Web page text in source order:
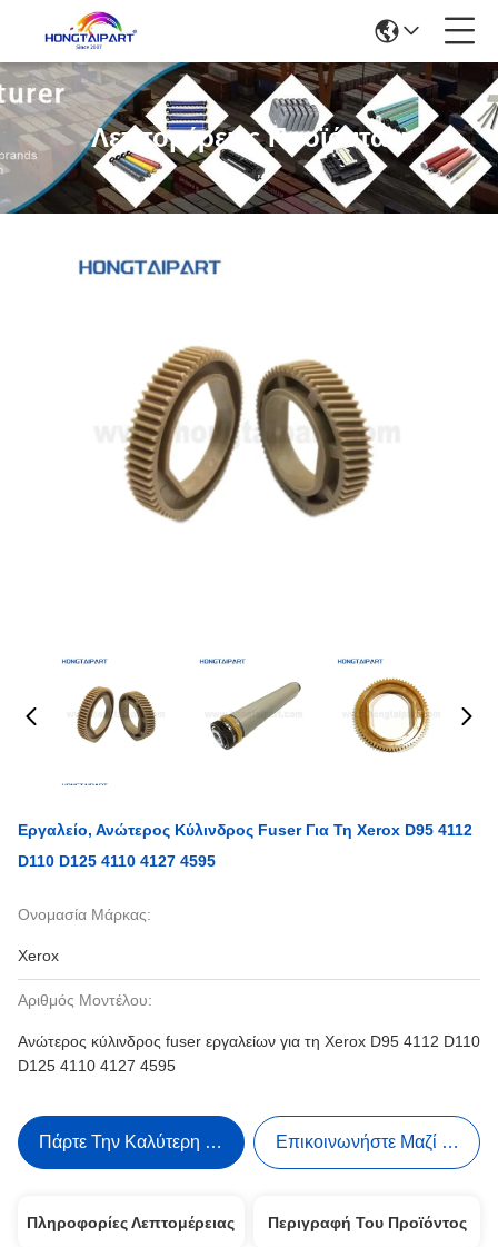
Λεπτομέρειες Προϊόντων
Εργαλείο, Ανώτερος Κύλινδρος Fuser Για Τη Xerox D95 4112
D110 D125 4110 4127 4595
Ονομασία Μάρκας:
Xerox
Αριθμός Μοντέλου:
Ανώτερος κύλινδρος fuser εργαλείων για τη Xerox D95 4112 D110
D125 4110 4127 4595
Πάρτε Την Καλύτερη Τιμή Επικοινωνήστε Μαζί Μας
Πληροφορίες Λεπτομέρειας Περιγραφή Του Προϊόντος